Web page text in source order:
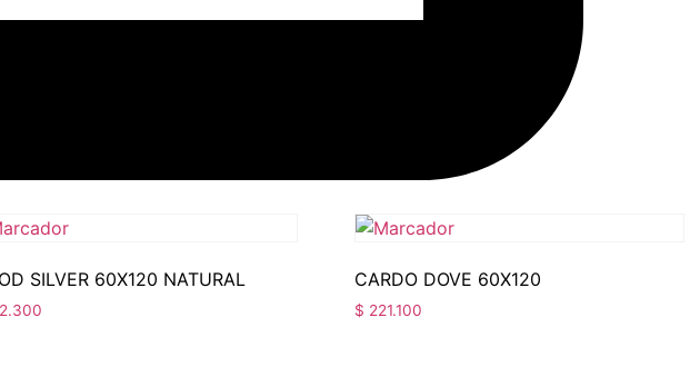
SILVER 60X120 NATURAL CARDO DOVE 60X120
$ 221.100